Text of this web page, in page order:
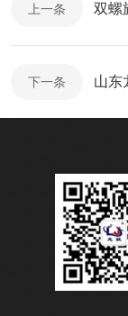
上一条 双螺
下一条 山东